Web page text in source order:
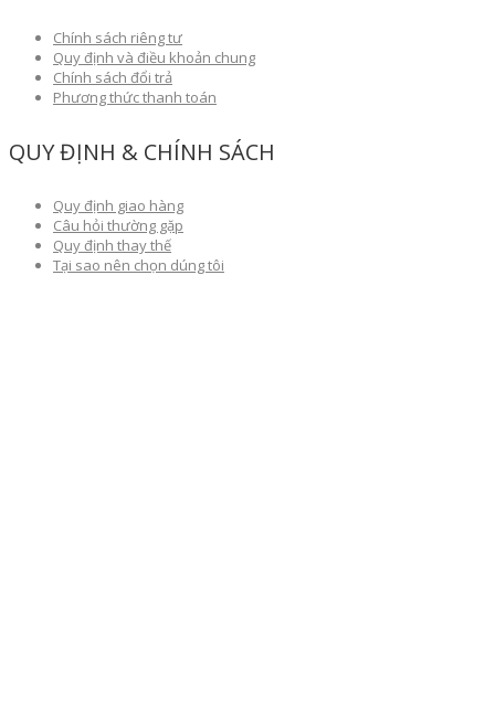
Chính sách riêng tư
Quy định và điều khoản chung
Chính sách đổi trả
Phương thức thanh toán
QUY ĐỊNH & CHÍNH SÁCH
Quy định giao hàng
Câu hỏi thường gặp
Quy định thay thế
Tại sao nên chọn dúng tôi